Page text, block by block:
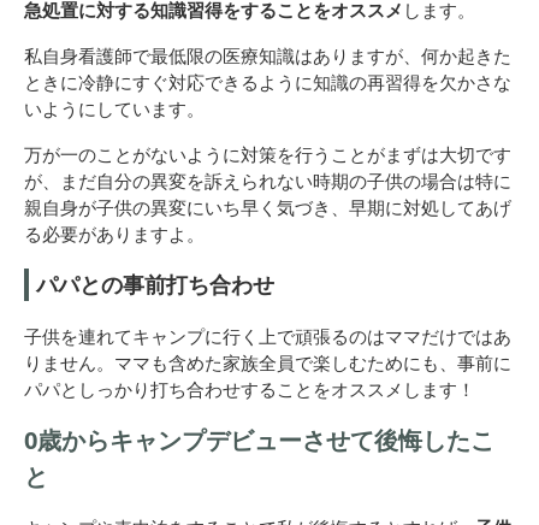
急処置に対する知識習得をすることをオススメ します。
私自身看護師で最低限の医療知識はありますが、何か起きた
ときに冷静にすぐ対応できるように知識の再習得を欠かさな
いようにしています。
万が一のことがないように対策を行うことがまずは大切です
が、まだ自分の異変を訴えられない時期の子供の場合は特に
親自身が子供の異変にいち早く気づき、早期に対処してあげ
る必要がありますよ。
パパとの事前打ち合わせ
子供を連れてキャンプに行く上で頑張るのはママだけではあ
りません。ママも含めた家族全員で楽しむためにも、事前に
パパとしっかり打ち合わせすることをオススメします！
0歳からキャンプデビューさせて後悔したこ
と